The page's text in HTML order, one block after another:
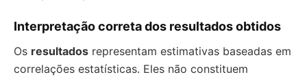
Interpretação correta dos resultados obtidos
Os resultados representam estimativas baseadas em
correlações estatísticas. Eles não constituem